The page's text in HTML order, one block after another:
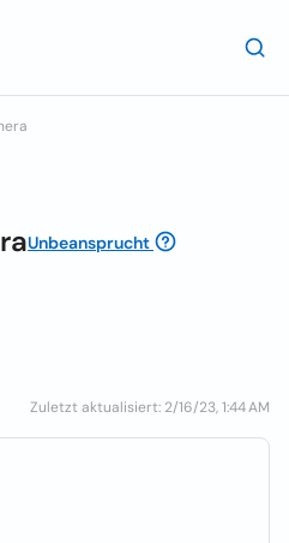
Unbeansprucht
Zuletzt aktualisiert: 2/16/23, 1:44 AM